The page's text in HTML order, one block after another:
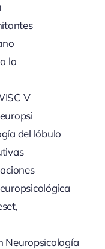
la
V
del lóbulo
Neuropsicología